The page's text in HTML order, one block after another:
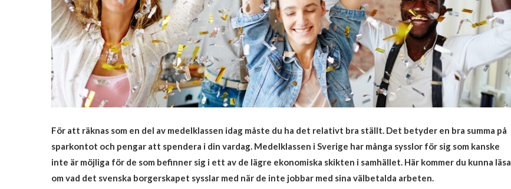
För att räknas som en del av medelklassen idag måste du ha det relativt bra ställt. Det betyder en bra summa på
sparkontot och pengar att spendera i din vardag. Medelklassen i Sverige har många sysslor för sig som kanske
inte är möjliga för de som befinner sig i ett av de lägre ekonomiska skikten i samhället. Här kommer du kunna läsa
om vad det svenska borgerskapet sysslar med när de inte jobbar med sina välbetalda arbeten.